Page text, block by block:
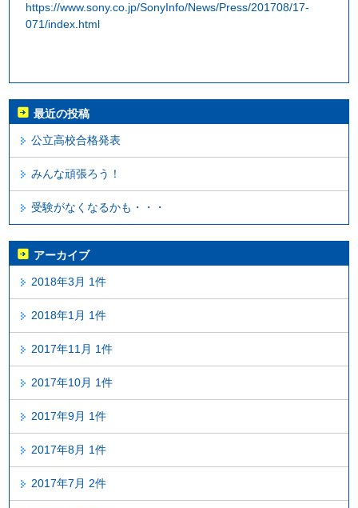
https://www.sony.co.jp/SonyInfo/News/Press/201708/17-
071/index.html
最近の投稿
公立高校合格発表
みんな頑張ろう！
受験がなくなるかも・・・
アーカイブ
2018年3月 1件
2018年1月 1件
2017年11月 1件
2017年10月 1件
2017年9月 1件
2017年8月 1件
2017年7月 2件